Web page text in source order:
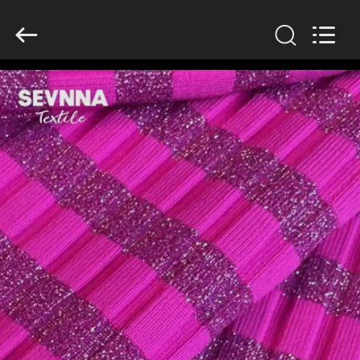
EV
ÜRÜN:%
S
VR
GÖSTERISI
HAKKIMIZDA
FABRIKA
TEXTILE.
Reserved.
Mesaj bırakın
Sizi yakında arayacağız!